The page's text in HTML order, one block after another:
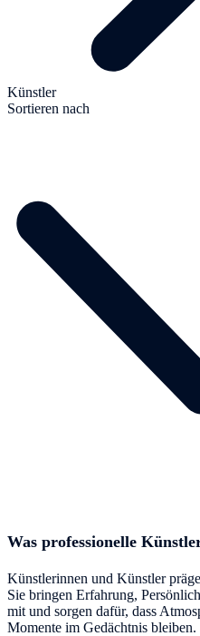
Künstler
Sortieren nach
Was professionelle
Künstlerinnen und Künstler
Sie bringen Erfahrung,
mit und sorgen dafür, dass
Momente im Gedächtnis bleiben.